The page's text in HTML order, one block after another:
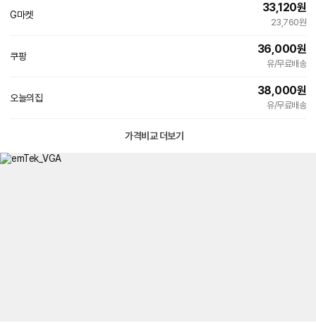
G마켓
33,120원
23,760원
쿠팡
36,000원
유/무료배송
오늘의집
38,000원
유/무료배송
가격비교 더보기